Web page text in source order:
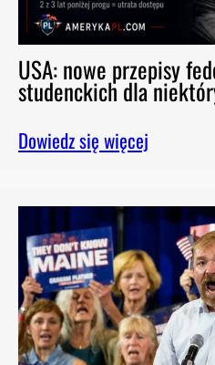
USA: nowe przepisy
studenckich dla
Dowiedz się więcej